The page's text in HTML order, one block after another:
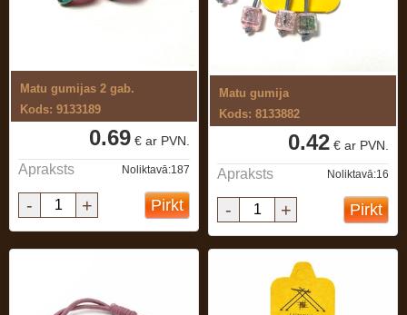
Matu gumijas 2 gab.
Kods: 9133189
0.69 € ar PVN.
Apraksts Noliktavā:187
- + Pirkt
Matu gumija
Kods: 8133882
0.42 € ar PVN.
Apraksts Noliktavā:16
- + Pirkt